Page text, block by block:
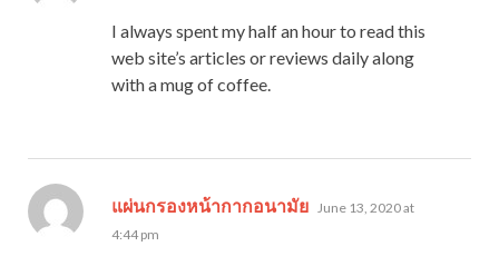
I always spent my half an hour to read this
web site’s articles or reviews daily along
with a mug of coffee.
แผ่นกรองหน้ากากอนามัย says:
June 13, 2020 at
4:44 pm